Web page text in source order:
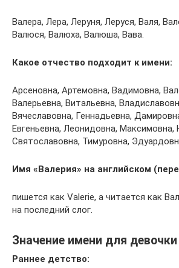
Валера, Лера, Леруня, Леруся, Валя,
Валюся, Валюха, Валюша, Вава.
Какое отчество подходит к имени:
Арсеновна, Артемовна, Вадимовна,
Валерьевна, Витальевна,
Вячеславовна, Геннадьевна,
Евгеньевна, Леонидовна, Максимовна,
Святославовна, Тимуровна,
Имя «Валерия» на английском
пишется как Valerie, а читается как
на последний слог.
Значение имени для девочки
Раннее детство: